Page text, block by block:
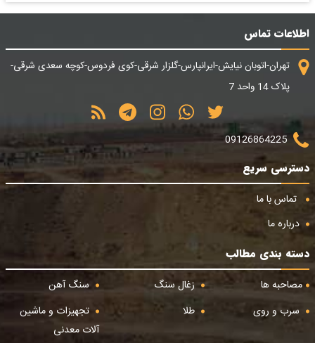
اطلاعات تماس
تهران-اتوبان نیایش-ایرانپارس-گلزار شرقی-کوی فردوس-کوچه سعدی شرقی-
پلاک 14 واحد 7
09126864225
دسترسی سریع
تماس با ما
درباره ما
دسته بندی مطالب
مصاحبه ها
زغال سنگ
سنگ آهن
سرب و روی
طلا
تجهیزات و ماشین
آلات معدنی